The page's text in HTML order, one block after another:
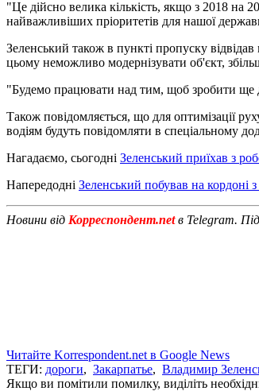
"Це дійсно велика кількість, якщо з 2018 на
найважливіших пріоритетів для нашої
Зеленський також в пункті пропуску
цьому неможливо модернізувати об'єкт,
"Будемо працювати над тим, щоб зробити ще
Також повідомляється, що для оптимізації
водіям будуть повідомляти в спеціальному
Нагадаємо, сьогодні Зеленський приїхав з
Напередодні Зеленський побував на кордоні
Новини від Корреспондент.netв Telegram.
Читайте Korrespondent.net в Google News
ТЕГИ: дороги, Закарпатье, Владимир
Якщо ви помітили помилку, виділіть